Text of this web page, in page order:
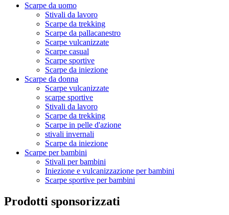
Scarpe da uomo
Stivali da lavoro
Scarpe da trekking
Scarpe da pallacanestro
Scarpe vulcanizzate
Scarpe casual
Scarpe sportive
Scarpe da iniezione
Scarpe da donna
Scarpe vulcanizzate
scarpe sportive
Stivali da lavoro
Scarpe da trekking
Scarpe in pelle d'azione
stivali invernali
Scarpe da iniezione
Scarpe per bambini
Stivali per bambini
Iniezione e vulcanizzazione per bambini
Scarpe sportive per bambini
Prodotti sponsorizzati